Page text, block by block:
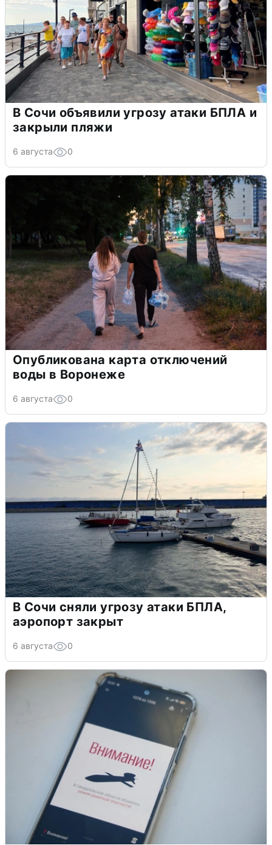
В Сочи объявили угрозу атаки БПЛА и
закрыли пляжи
6 августа 0
Опубликована карта отключений
воды в Воронеже
6 августа 0
В Сочи сняли угрозу атаки БПЛА,
аэропорт закрыт
6 августа 0